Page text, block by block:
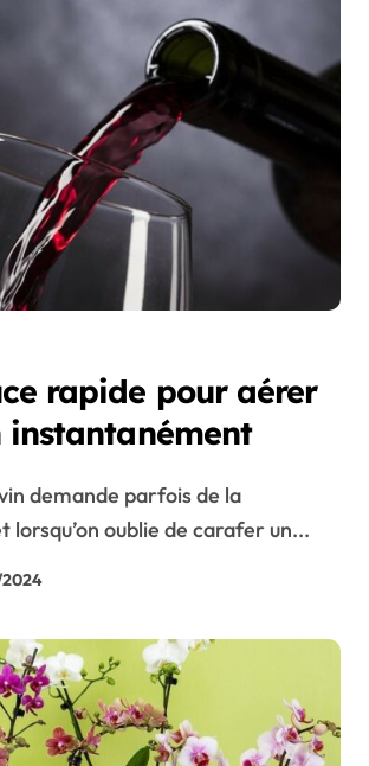
rapide pour aérer
instantanément
lorsqu’on oublie de carafer un...